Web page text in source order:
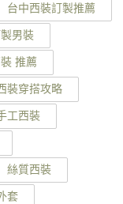
台中西裝訂製推薦
男裝
推薦
裝穿搭攻略
工西裝
絲質西裝
套